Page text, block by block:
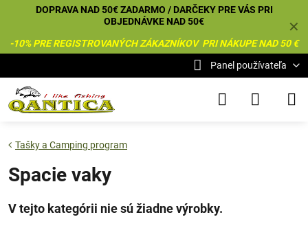
✕
DOPRAVA NAD 50€ ZADARMO / DARČEKY PRE VÁS PRI
OBJEDNÁVKE NAD 50€
-10% PRE REGISTROVANÝCH ZÁKAZNÍKOV PRI NÁKUPE NAD 50 €
Panel používateľa
Tašky a Camping program
Spacie vaky